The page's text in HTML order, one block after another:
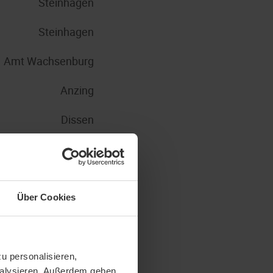
Über Cookies
personalisieren,
Außerdem geben
Steinhagen
Amt Wachsenburg
Anzing
Dissen
Nohfelden
Steinhagen
Steinhagen